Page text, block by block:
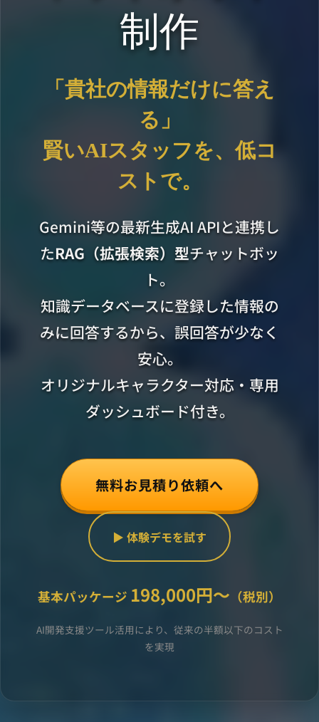
制作
「貴社の情報だけに答え
る」
賢いAIスタッフを、低コ
ストで。
Gemini等の最新生成AI APIと連携し
たRAG（拡張検索）型チャットボッ
ト。
知識データベースに登録した情報の
みに回答するから、誤回答が少なく
安心。
オリジナルキャラクター対応・専用
ダッシュボード付き。
無料お見積り依頼へ
▶ 体験デモを試す
基本パッケージ 198,000円〜 （税別）
AI開発支援ツール活用により、従来の半額以下のコスト
を実現